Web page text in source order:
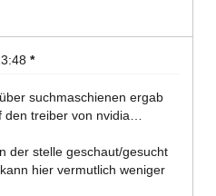
*
suchmaschienen ergab
den treiber von nvidia…
der stelle geschaut/gesucht
hier vermutlich weniger